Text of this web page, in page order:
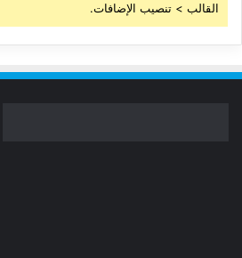
القالب > تنصيب الإضافات.